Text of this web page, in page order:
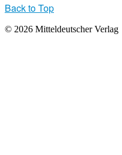
Back to Top
© 2026 Mitteldeutscher Verlag